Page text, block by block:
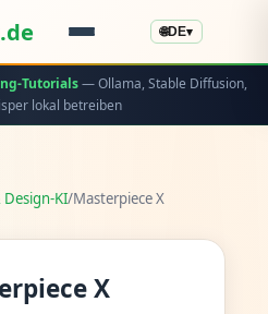
.de 🌐DE▾
Tutorials— Ollama, Stable Diffusion,
lokal betreiben
KI/Masterpiece X
X